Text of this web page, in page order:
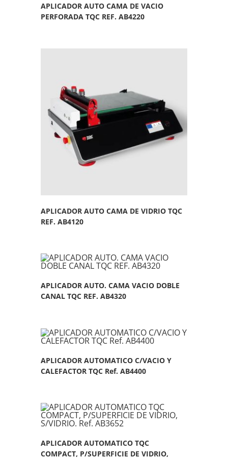
APLICADOR AUTO CAMA DE VACIO
PERFORADA TQC REF. AB4220
APLICADOR AUTO CAMA DE VIDRIO TQC
REF. AB4120
APLICADOR AUTO. CAMA VACIO DOBLE
CANAL TQC REF. AB4320
APLICADOR AUTOMATICO C/VACIO Y
CALEFACTOR TQC Ref. AB4400
APLICADOR AUTOMATICO TQC
COMPACT, P/SUPERFICIE DE VIDRIO,